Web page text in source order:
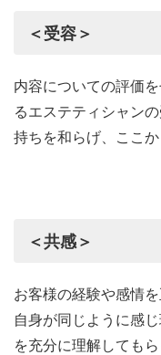
＜受容＞
内容についての評価
るエステティシャン
持ちを和らげ、ここか
＜共感＞
お客様の経験や感情
自身が同じように感
を充分に理解しても